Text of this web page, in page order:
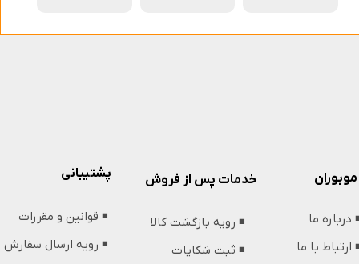
پشتیبانی
◾️ قوانین و مقررات
◾️ رویه ارسال سفارش
موبوران
درباره ما
ارتباط با ما
خدمات پس از فروش
◾️ رویه بازگشت کالا
◾️ ثبت شکایات